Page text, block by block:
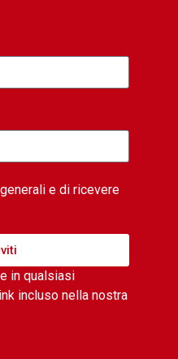
e di ricevere
in qualsiasi
incluso nella nostra